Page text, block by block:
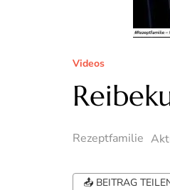
Videos
Rezeptfamilie
📤 BEITRAG